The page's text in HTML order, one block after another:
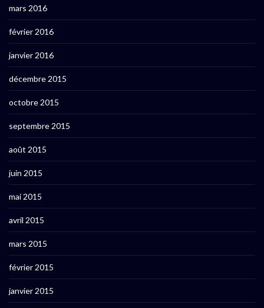
mars 2016
février 2016
janvier 2016
décembre 2015
octobre 2015
septembre 2015
août 2015
juin 2015
mai 2015
avril 2015
mars 2015
février 2015
janvier 2015